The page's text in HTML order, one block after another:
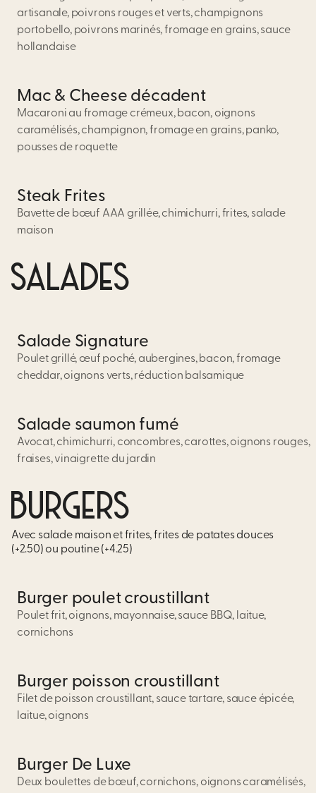
artisanale, poivrons rouges et verts, champignons
portobello, poivrons marinés, fromage en grains, sauce
hollandaise
Mac & Cheese décadent
Macaroni au fromage crémeux, bacon, oignons
caramélisés, champignon, fromage en grains, panko,
pousses de roquette
Steak Frites
Bavette de bœuf AAA grillée, chimichurri, frites, salade
maison
SALADES
Salade Signature
Poulet grillé, œuf poché, aubergines, bacon, fromage
cheddar, oignons verts, réduction balsamique
Salade saumon fumé
Avocat, chimichurri, concombres, carottes, oignons rouges,
fraises, vinaigrette du jardin
BURGERS
Avec salade maison et frites, frites de patates douces
(+2.50) ou poutine (+4.25)
Burger poulet croustillant
Poulet frit, oignons, mayonnaise, sauce BBQ, laitue,
cornichons
Burger poisson croustillant
Filet de poisson croustillant, sauce tartare, sauce épicée,
laitue, oignons
Burger De Luxe
Deux boulettes de bœuf, cornichons, oignons caramélisés,